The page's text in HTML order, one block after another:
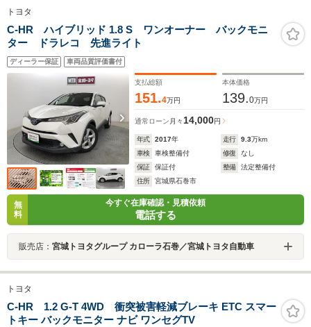
トヨタ
C-HR ハイブリッド 1.8 S ワンオーナー バックモニ
ター ドラレコ 先進ライト
ディーラー保証 車両品質評価書付
支払総額
151.4万円
本体価格
139.0万円
通常ローン 月々 14,000円
年式 2017年 走行 9.3万km
車検
車検整備付 修復
なし
保証
保証付 整備
法定整備付
住所
宮城県石巻市
無
料
今すぐ在庫確認・見積依頼
電話する
販売店： 宮城トヨタグループ カローラ石巻／宮城トヨタ自動車
トヨタ
C-HR 1.2 G-T 4WD 衝突被害軽減ブレーキ ETC スマー
トキー バックモニター ナビ ワンセグTV